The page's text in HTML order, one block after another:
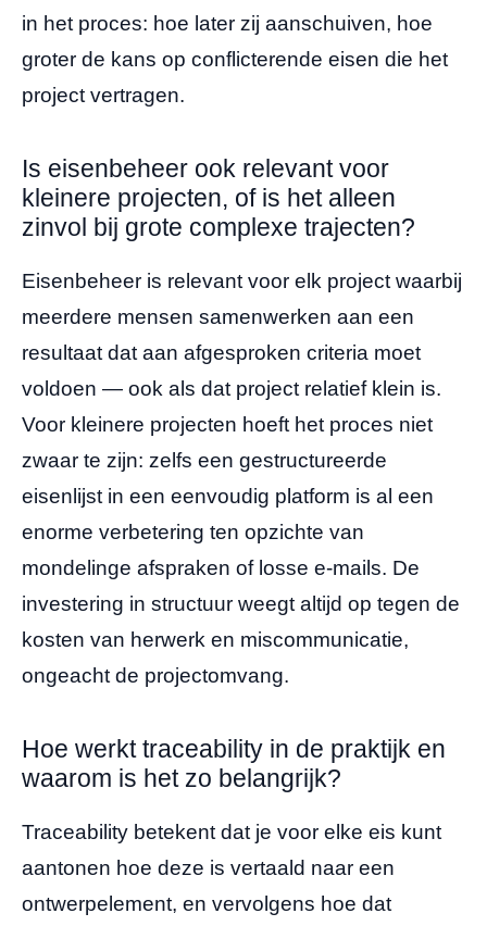
in het proces: hoe later zij aanschuiven, hoe
groter de kans op conflicterende eisen die het
project vertragen.
Is eisenbeheer ook relevant voor
kleinere projecten, of is het alleen
zinvol bij grote complexe trajecten?
Eisenbeheer is relevant voor elk project waarbij
meerdere mensen samenwerken aan een
resultaat dat aan afgesproken criteria moet
voldoen — ook als dat project relatief klein is.
Voor kleinere projecten hoeft het proces niet
zwaar te zijn: zelfs een gestructureerde
eisenlijst in een eenvoudig platform is al een
enorme verbetering ten opzichte van
mondelinge afspraken of losse e-mails. De
investering in structuur weegt altijd op tegen de
kosten van herwerk en miscommunicatie,
ongeacht de projectomvang.
Hoe werkt traceability in de praktijk en
waarom is het zo belangrijk?
Traceability betekent dat je voor elke eis kunt
aantonen hoe deze is vertaald naar een
ontwerpelement, en vervolgens hoe dat